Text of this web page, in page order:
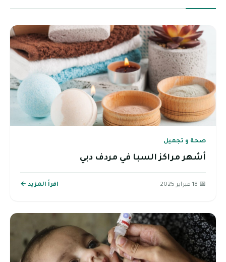
صحة و تجميل
أشهر مراكز السبا في مردف دبي
📅 18 فبراير 2025 اقرأ المزيد ←